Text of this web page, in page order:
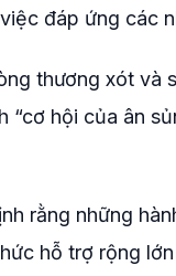
đáp ứng các
thương xót và
“cơ hội của ân
rằng những
hỗ trợ rộng